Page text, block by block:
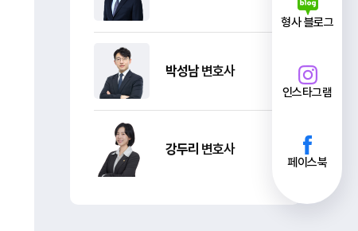
형사 블로그
인스타그램
페이스북
박성남변호사
강두리 변호사